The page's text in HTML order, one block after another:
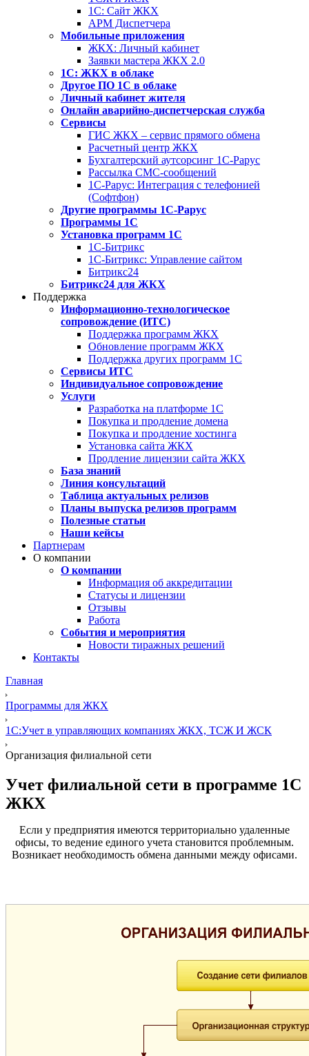
1С: Сайт ЖКХ
АРМ Диспетчера
Мобильные приложения
ЖКХ: Личный кабинет
Заявки мастера ЖКХ 2.0
1С: ЖКХ в облаке
Другое ПО 1С в облаке
Личный кабинет жителя
Онлайн аварийно-диспетчерская служба
Сервисы
ГИС ЖКХ – сервис прямого обмена
Расчетный центр ЖКХ
Бухгалтерский аутсорсинг 1С-Рарус
Рассылка СМС-сообщений
1С-Рарус: Интеграция с телефонией
(Софтфон)
Другие программы 1С-Рарус
Программы 1С
Установка программ 1С
1С-Битрикс
1С-Битрикс: Управление сайтом
Битрикс24
Битрикс24 для ЖКХ
Поддержка
Информационно-технологическое
сопровождение (ИТС)
Поддержка программ ЖКХ
Обновление программ ЖКХ
Поддержка других программ 1С
Сервисы ИТС
Индивидуальное сопровождение
Услуги
Разработка на платформе 1С
Покупка и продление домена
Покупка и продление хостинга
Установка сайта ЖКХ
Продление лицензии сайта ЖКХ
База знаний
Линия консультаций
Таблица актуальных релизов
Планы выпуска релизов программ
Полезные статьи
Наши кейсы
Партнерам
О компании
О компании
Информация об аккредитации
Статусы и лицензии
Отзывы
Работа
События и мероприятия
Новости тиражных решений
Контакты
Главная
Программы для ЖКХ
1C:Учет в управляющих компаниях ЖКХ, ТСЖ И ЖСК
Организация филиальной сети
Учет филиальной сети в программе 1С
ЖКХ
Если у предприятия имеются территориально удаленные
офисы, то ведение единого учета становится проблемным.
Возникает необходимость обмена данными между офисами.